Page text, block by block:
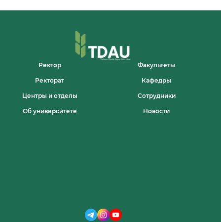
Ректор Факультеты
Ректорат Кафедры
Центры и отделы Сотрудники
Об университете Новости